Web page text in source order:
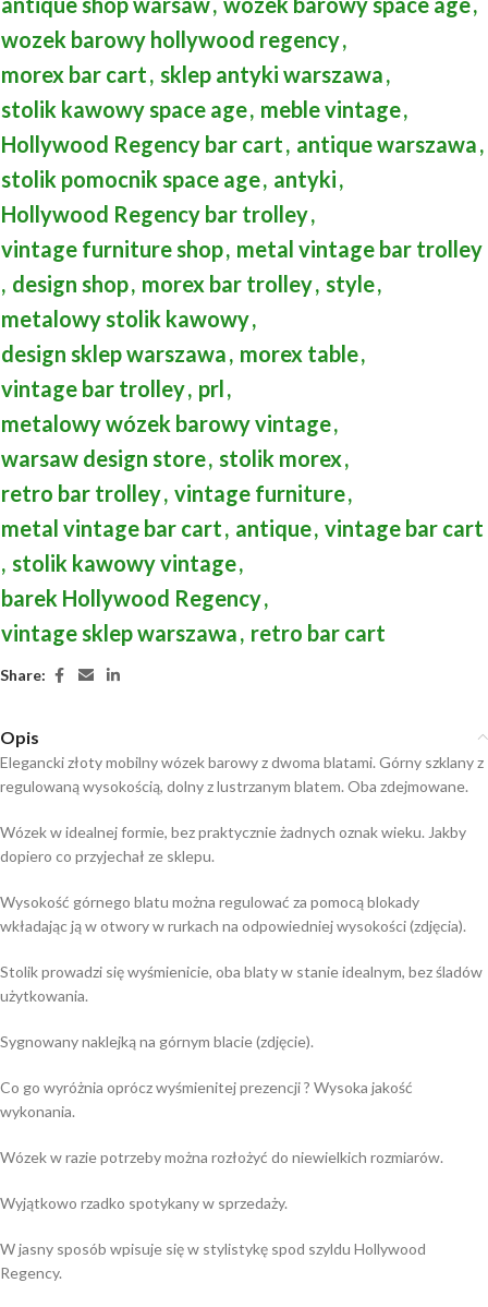
wozek barowy hollywood regency,
morex bar cart, sklep antyki warszawa,
stolik kawowy space age, meble vintage,
Hollywood Regency bar cart, antique warszawa,
stolik pomocnik space age, antyki,
Hollywood Regency bar trolley,
vintage furniture shop, metal vintage bar trolley
, design shop, morex bar trolley, style,
metalowy stolik kawowy,
design sklep warszawa, morex table,
vintage bar trolley, prl,
metalowy wózek barowy vintage,
warsaw design store, stolik morex,
retro bar trolley, vintage furniture,
metal vintage bar cart, antique, vintage bar cart
, stolik kawowy vintage,
barek Hollywood Regency,
vintage sklep warszawa, retro bar cart
Share:
Opis
Elegancki złoty mobilny wózek barowy z dwoma blatami. Górny szklany z
regulowaną wysokością, dolny z lustrzanym blatem. Oba zdejmowane.
Wózek w idealnej formie, bez praktycznie żadnych oznak wieku. Jakby
dopiero co przyjechał ze sklepu.
Wysokość górnego blatu można regulować za pomocą blokady
wkładając ją w otwory w rurkach na odpowiedniej wysokości (zdjęcia).
Stolik prowadzi się wyśmienicie, oba blaty w stanie idealnym, bez śladów
użytkowania.
Sygnowany naklejką na górnym blacie (zdjęcie).
Co go wyróżnia oprócz wyśmienitej prezencji ? Wysoka jakość
wykonania.
Wózek w razie potrzeby można rozłożyć do niewielkich rozmiarów.
Wyjątkowo rzadko spotykany w sprzedaży.
W jasny sposób wpisuje się w stylistykę spod szyldu Hollywood
Regency.